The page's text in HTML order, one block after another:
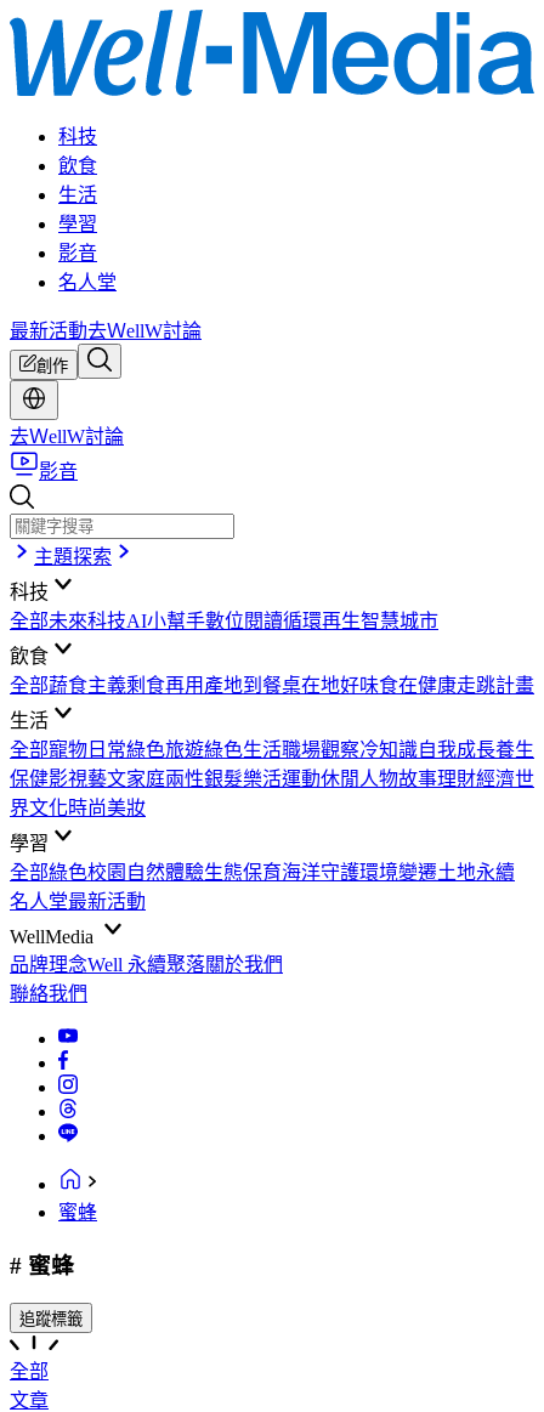
科技
飲食
生活
學習
影音
名人堂
最新活動去ＷellW討論
創作
去ＷellW討論
影音
主題探索
科技
全部未來科技AI小幫手數位閱讀循環再生智慧城市
飲食
全部蔬食主義剩食再用 產地到餐桌在地好味食在健康走跳計畫
生活
全部寵物日常綠色旅遊綠色生活職場觀察冷知識自我成長養生
保健影視藝文家庭兩性銀髮樂活運動休閒 人物故事理財經濟世
界文化時尚美妝
學習
全部綠色校園 自然體驗生態保育海洋守護環境變遷土地永續
名人堂最新活動
WellMedia
品牌理念Well 永續聚落關於我們
聯絡我們
蜜蜂
# 蜜蜂
追蹤標籤
全部
文章